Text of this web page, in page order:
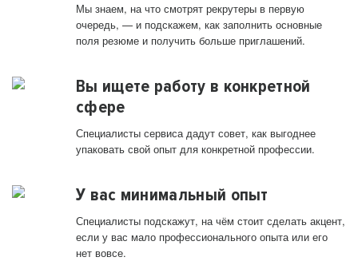
Мы знаем, на что смотрят рекрутеры в первую
очередь, — и подскажем, как заполнить основные
поля резюме и получить больше приглашений.
Вы ищете работу в конкретной
сфере
Специалисты сервиса дадут совет, как выгоднее
упаковать свой опыт для конкретной профессии.
У вас минимальный опыт
Специалисты подскажут, на чём стоит сделать акцент,
если у вас мало профессионального опыта или его
нет вовсе.